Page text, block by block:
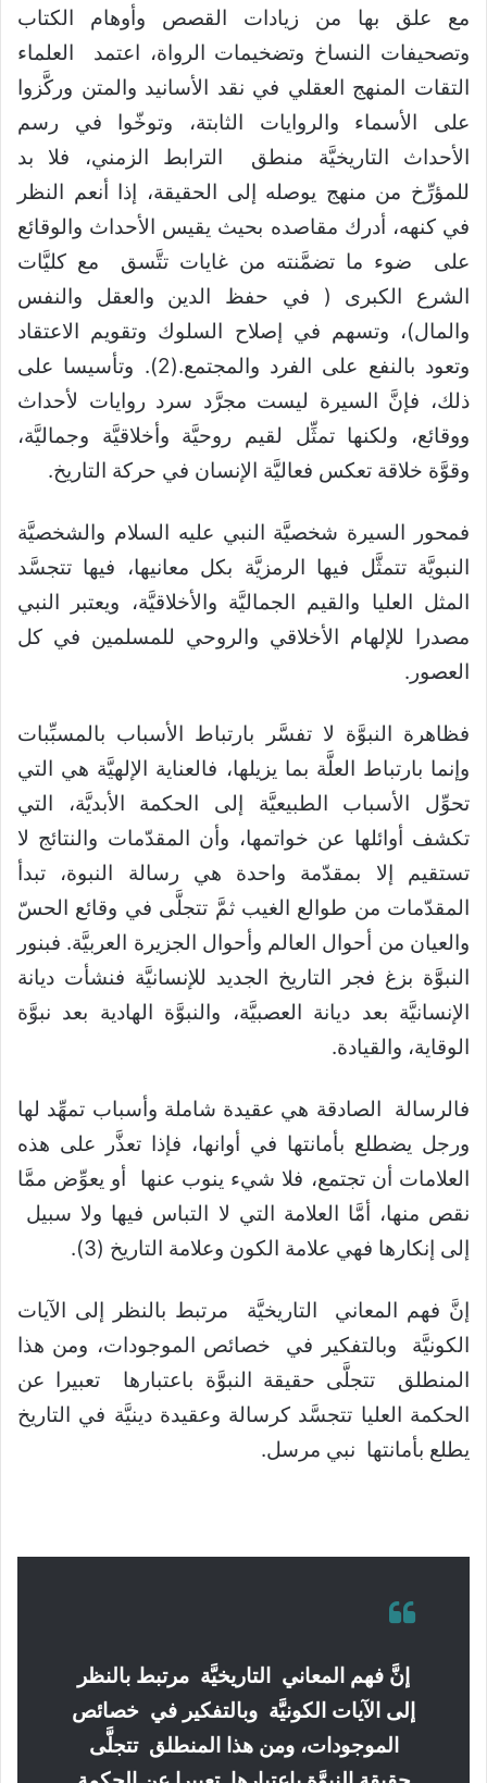
مع علق بها من زيادات القصص وأوهام الكتاب
وتصحيفات النساخ وتضخيمات الرواة، اعتمد العلماء
التقات المنهج العقلي في نقد الأسانيد والمتن وركَّزوا
على الأسماء والروايات الثابتة، وتوخّوا في رسم
الأحداث التاريخيَّة منطق الترابط الزمني، فلا بد
للمؤرِّخ من منهج يوصله إلى الحقيقة، إذا أنعم النظر
في كنهه، أدرك مقاصده بحيث يقيس الأحداث والوقائع
على ضوء ما تضمَّنته من غايات تتَّسق مع كليَّات
الشرع الكبرى ( في حفظ الدين والعقل والنفس
والمال)، وتسهم في إصلاح السلوك وتقويم الاعتقاد
وتعود بالنفع على الفرد والمجتمع.(2). وتأسيسا على
ذلك، فإنَّ السيرة ليست مجرَّد سرد روايات لأحداث
ووقائع، ولكنها تمثِّل لقيم روحيَّة وأخلاقيَّة وجماليَّة،
وقوَّة خلاقة تعكس فعاليَّة الإنسان في حركة التاريخ.
فمحور السيرة شخصيَّة النبي عليه السلام والشخصيَّة
النبويَّة تتمثَّل فيها الرمزيَّة بكل معانيها، فيها تتجسَّد
المثل العليا والقيم الجماليَّة والأخلاقيَّة، ويعتبر النبي
مصدرا للإلهام الأخلاقي والروحي للمسلمين في كل
العصور.
فظاهرة النبوَّة لا تفسَّر بارتباط الأسباب بالمسبِّبات
وإنما بارتباط العلَّة بما يزيلها، فالعناية الإلهيَّة هي التي
تحوِّل الأسباب الطبيعيَّة إلى الحكمة الأبديَّة، التي
تكشف أوائلها عن خواتمها، وأن المقدّمات والنتائج لا
تستقيم إلا بمقدّمة واحدة هي رسالة النبوة، تبدأ
المقدّمات من طوالع الغيب ثمَّ تتجلَّى في وقائع الحسّ
والعيان من أحوال العالم وأحوال الجزيرة العربيَّة. فبنور
النبوَّة بزغ فجر التاريخ الجديد للإنسانيَّة فنشأت ديانة
الإنسانيَّة بعد ديانة العصبيَّة، والنبوَّة الهادية بعد نبوَّة
الوقاية، والقيادة.
فالرسالة الصادقة هي عقيدة شاملة وأسباب تمهِّد لها
ورجل يضطلع بأمانتها في أوانها، فإذا تعذَّر على هذه
العلامات أن تجتمع، فلا شيء ينوب عنها أو يعوِّض ممَّا
نقص منها، أمَّا العلامة التي لا التباس فيها ولا سبيل
إلى إنكارها فهي علامة الكون وعلامة التاريخ (3).
إنَّ فهم المعاني التاريخيَّة مرتبط بالنظر إلى الآيات
الكونيَّة وبالتفكير في خصائص الموجودات، ومن هذا
المنطلق تتجلَّى حقيقة النبوَّة باعتبارها تعبيرا عن
الحكمة العليا تتجسَّد كرسالة وعقيدة دينيَّة في التاريخ
يطلع بأمانتها نبي مرسل.
إنَّ فهم المعاني التاريخيَّة مرتبط بالنظر
إلى الآيات الكونيَّة وبالتفكير في خصائص
الموجودات، ومن هذا المنطلق تتجلَّى